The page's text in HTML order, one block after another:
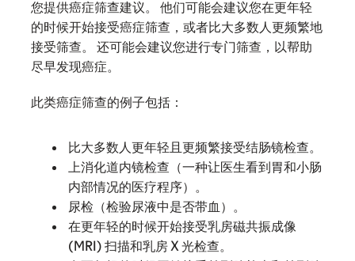
您提供癌症筛查建议。 他们可能会建议您在更年轻
的时候开始接受癌症筛查，或者比大多数人更频繁地
接受筛查。 还可能会建议您进行专门筛查，以帮助
尽早发现癌症。
此类癌症筛查的例子包括：
比大多数人更年轻且更频繁接受结肠镜检查。
上消化道内镜检查（一种让医生看到胃和小肠
内部情况的医疗程序）。
尿检（检验尿液中是否带血）。
在更年轻的时候开始接受乳房磁共振成像
(MRI) 扫描和乳房 X 光检查。